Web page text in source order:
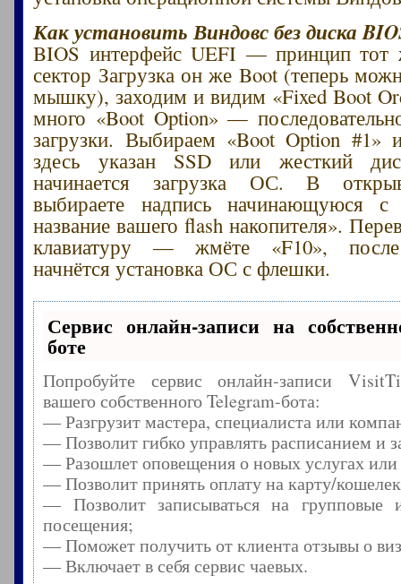
Как установить Виндовс без диска
BIOS интерфейс UEFI — принцип
сектор Загрузка он же Boot (теперь
мышку), заходим и видим «Fixed Boot
много «Boot Option» —
загрузки. Выбираем «Boot Option
здесь указан SSD или жесткий
начинается загрузка ОС. В
выбираете надпись начинающуюся
название вашего flash накопителя».
клавиатуру — жмёте «F10», после
начнётся установка ОС с флешки.
Сервис онлайн-записи на
боте
Попробуйте сервис онлайн-записи
вашего собственного Telegram-бота:
— Разгрузит мастера, специалиста или
— Позволит гибко управлять расписанием и
— Разошлет оповещения о новых услугах
— Позволит принять оплату на карту/
— Позволит записываться на групповые
посещения;
— Поможет получить от клиента отзывы о
— Включает в себя сервис чаевых.